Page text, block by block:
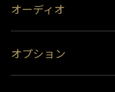
オーディオ
オプション